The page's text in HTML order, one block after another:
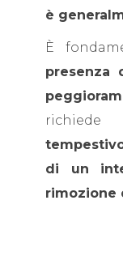
è
È
presenza
richiede
di un
rimozione